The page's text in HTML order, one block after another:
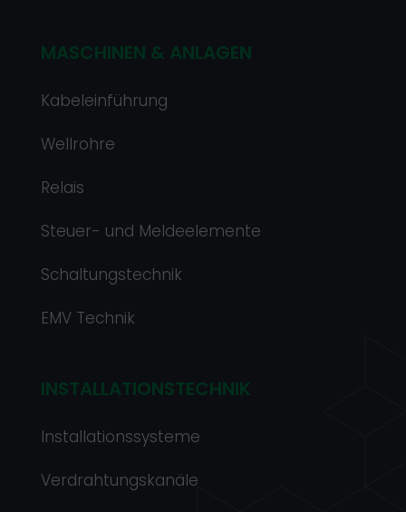
MASCHINEN & ANLAGEN
Kabeleinführung
Wellrohre
Relais
Steuer- und Meldeelemente
Schaltungstechnik
EMV Technik
INSTALLATIONSTECHNIK
Installationssysteme
Verdrahtungskanäle